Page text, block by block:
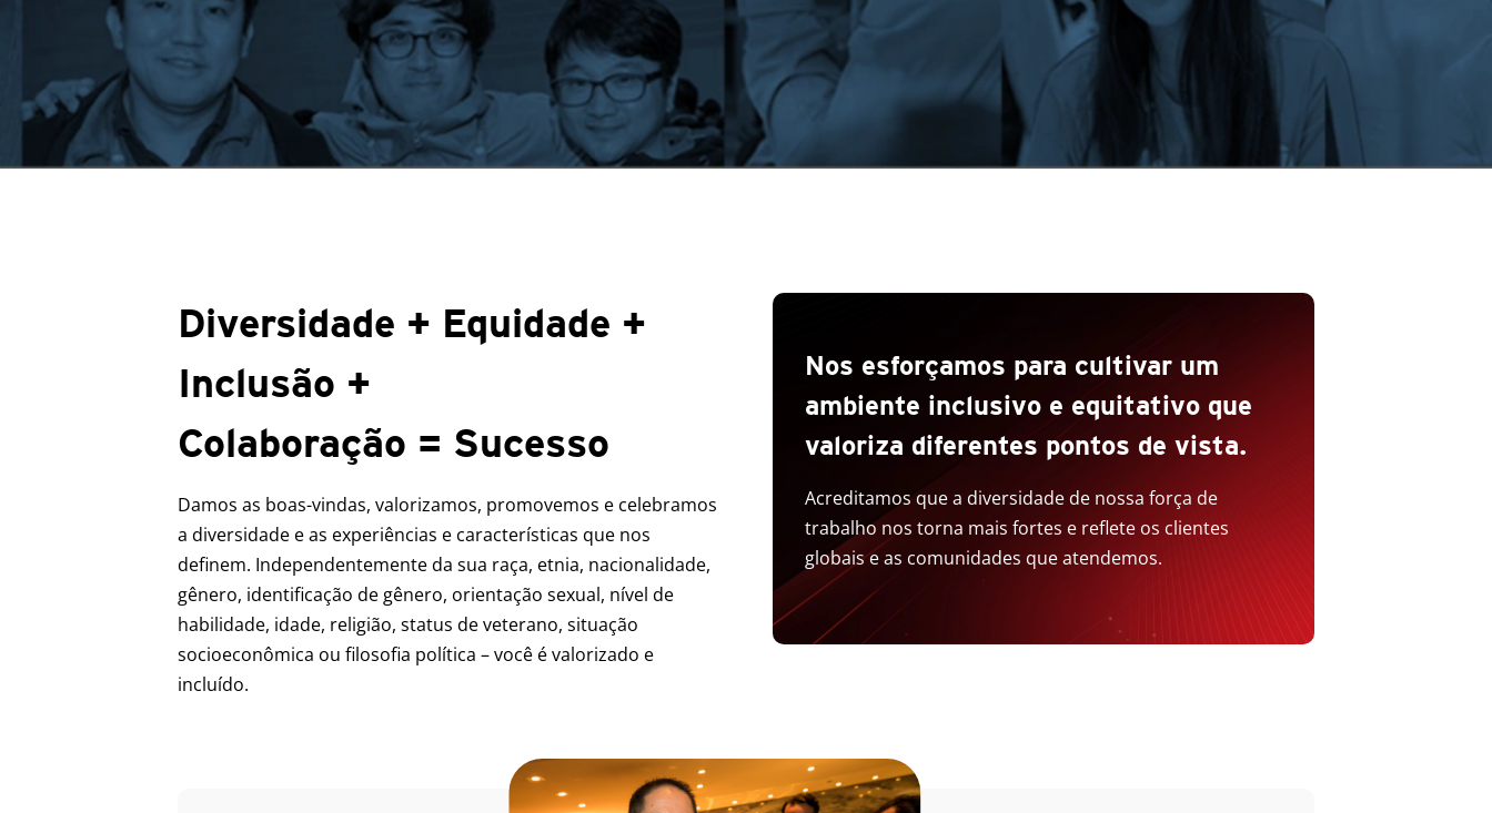
Diversidade + Equidade +
Inclusão +
Colaboração = Sucesso
Damos as boas-vindas, valorizamos, promovemos e celebramos
a diversidade e as experiências e características que nos
definem. Independentemente da sua raça, etnia, nacionalidade,
gênero, identificação de gênero, orientação sexual, nível de
habilidade, idade, religião, status de veterano, situação
socioeconômica ou filosofia política – você é valorizado e
incluído.
Nos esforçamos para cultivar um
ambiente inclusivo e equitativo que
valoriza diferentes pontos de vista.
Acreditamos que a diversidade de nossa força de
trabalho nos torna mais fortes e reflete os clientes
globais e as comunidades que atendemos.